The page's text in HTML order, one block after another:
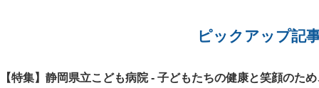
ピックアップ記
【特集】静岡県立こども病院 - 子どもたちの健康と笑顔のた